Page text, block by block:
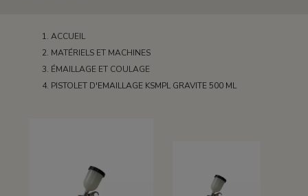
ACCUEIL
MATÉRIELS ET MACHINES
ÉMAILLAGE ET COULAGE
PISTOLET D'EMAILLAGE KSMPL GRAVITE 500 ML